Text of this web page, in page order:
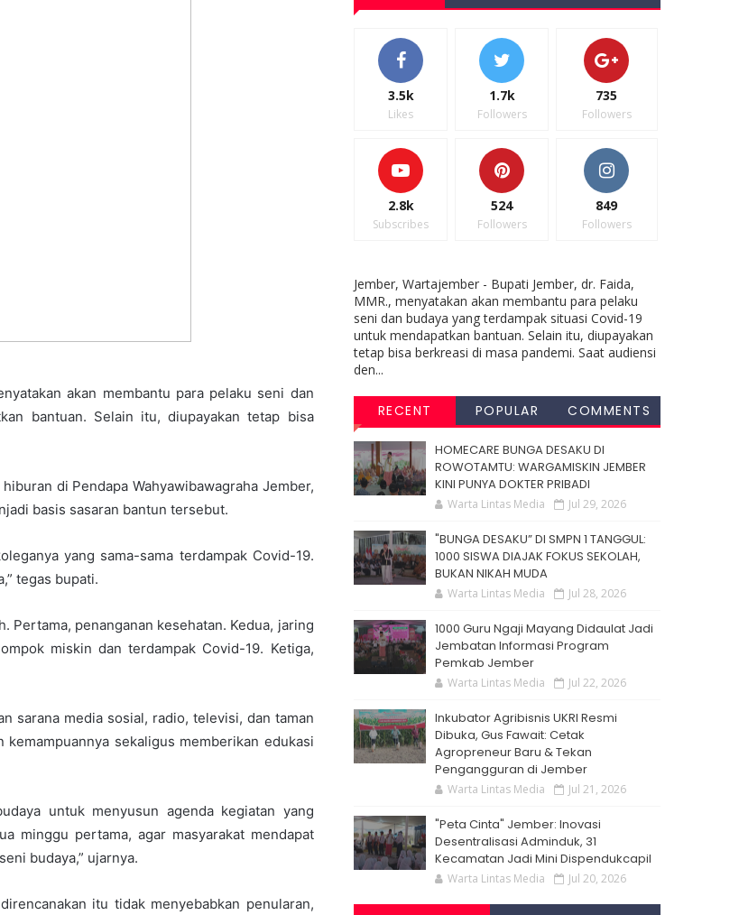
akan membantu para pelaku seni dan
bantuan. Selain itu, diupayakan tetap bisa
di Pendapa Wahyawibawagraha Jember,
basis sasaran bantun tersebut.
yang sama-sama terdampak Covid-19.
tegas bupati.
Pertama, penanganan kesehatan. Kedua, jaring
miskin dan terdampak Covid-19. Ketiga,
sarana media sosial, radio, televisi, dan taman
sekaligus memberikan edukasi
untuk menyusun agenda kegiatan yang
minggu pertama, agar masyarakat mendapat
budaya,” ujarnya.
itu tidak menyebabkan penularan,
3.5k
Likes
1.7k
Followers
735
Followers
2.8k
Subscribes
524
Followers
849
Followers
Jember, Wartajember - Bupati Jember, dr. Faida,
MMR., menyatakan akan membantu para pelaku
seni dan budaya yang terdampak situasi Covid-19
untuk mendapatkan bantuan. Selain itu, diupayakan
tetap bisa berkreasi di masa pandemi. Saat audiensi
den...
RECENT POPULAR COMMENTS
HOMECARE BUNGA DESAKU DI
ROWOTAMTU: WARGAMISKIN JEMBER
KINI PUNYA DOKTER PRIBADI
Warta Lintas Media Jul 29, 2026
"BUNGA DESAKU” DI SMPN 1 TANGGUL:
1000 SISWA DIAJAK FOKUS SEKOLAH,
BUKAN NIKAH MUDA
Warta Lintas Media Jul 28, 2026
1000 Guru Ngaji Mayang Didaulat Jadi
Jembatan Informasi Program
Pemkab Jember
Warta Lintas Media Jul 22, 2026
Inkubator Agribisnis UKRI Resmi
Dibuka, Gus Fawait: Cetak
Agropreneur Baru & Tekan
Pengangguran di Jember
Warta Lintas Media Jul 21, 2026
"Peta Cinta" Jember: Inovasi
Desentralisasi Adminduk, 31
Kecamatan Jadi Mini Dispendukcapil
Warta Lintas Media Jul 20, 2026